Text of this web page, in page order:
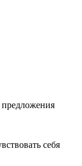
себя